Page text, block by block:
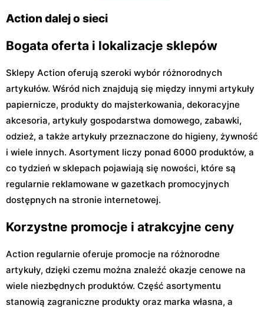
Warszawska 1
Action dalej o sieci
Bogata oferta i lokalizacje sklepów
Sklepy Action oferują szeroki wybór różnorodnych
artykułów. Wśród nich znajdują się między innymi artykuły
papiernicze, produkty do majsterkowania, dekoracyjne
akcesoria, artykuły gospodarstwa domowego, zabawki,
odzież, a także artykuły przeznaczone do higieny, żywność
i wiele innych. Asortyment liczy ponad 6000 produktów, a
co tydzień w sklepach pojawiają się nowości, które są
regularnie reklamowane w gazetkach promocyjnych
dostępnych na stronie internetowej.
Korzystne promocje i atrakcyjne ceny
Action regularnie oferuje promocje na różnorodne
artykuły, dzięki czemu można znaleźć okazje cenowe na
wiele niezbędnych produktów. Część asortymentu
stanowią zagraniczne produkty oraz marka własna, a